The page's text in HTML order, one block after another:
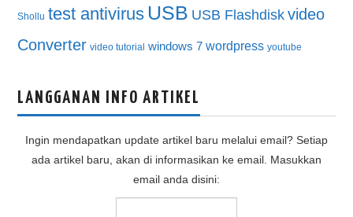
Shollu test antivirus USB USB Flashdisk video
Converter video tutorial windows 7 wordpress youtube
LANGGANAN INFO ARTIKEL
Ingin mendapatkan update artikel baru melalui email? Setiap
ada artikel baru, akan di informasikan ke email. Masukkan
email anda disini: